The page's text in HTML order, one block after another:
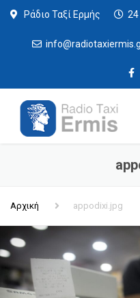
Ράδιο Ταξί Ερμής 24
Αρχική appodixi.jpg